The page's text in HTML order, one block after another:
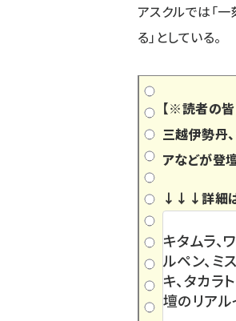
アスクルでは「
る」としている。
【※読者の皆
三越伊勢丹
アなどが登
↓↓↓詳細
キタムラ、
ルペン、ミ
キ、タカラ
壇のリアル